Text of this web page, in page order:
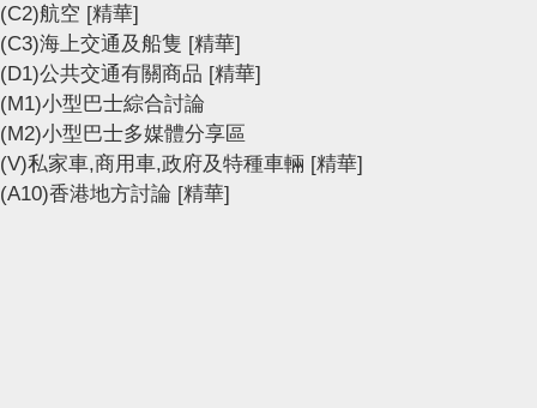
(C2)航空 [精華]
(C3)海上交通及船隻 [精華]
(D1)公共交通有關商品 [精華]
(M1)小型巴士綜合討論
(M2)小型巴士多媒體分享區
(V)私家車,商用車,政府及特種車輛 [精華]
(A10)香港地方討論 [精華]